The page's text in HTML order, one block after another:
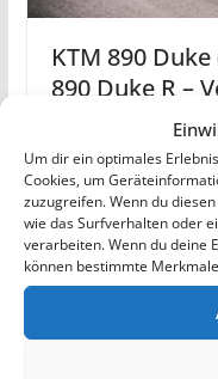
Um dir ein optimales
Cookies, um
zuzugreifen. Wenn du
wie das Surfverhalten oder
verarbeiten. Wenn du deine
können bestimmte
KTM 890
890 Duke R –